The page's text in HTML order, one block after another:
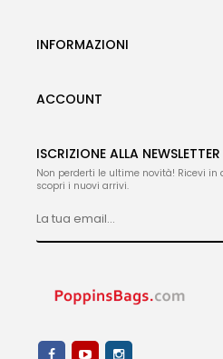
INFORMAZIONI
ACCOUNT
ISCRIZIONE ALLA NEWSLETTER
Non perderti le ultime novità! Ricevi
scopri i nuovi arrivi.